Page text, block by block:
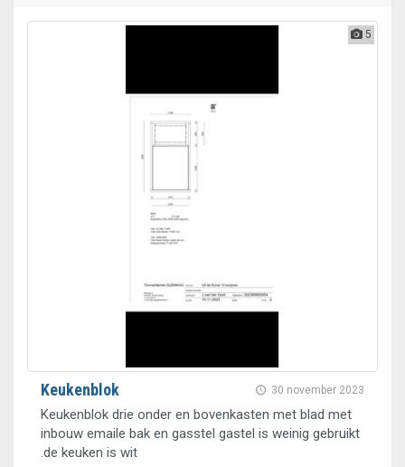
5
30 november 2023
Keukenblok
Keukenblok drie onder en bovenkasten met blad met
inbouw emaile bak en gasstel gastel is weinig gebruikt
.de keuken is wit